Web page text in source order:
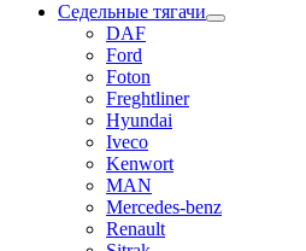
Седельные тягачи
DAF
Ford
Foton
Freghtliner
Hyundai
Iveco
Kenwort
MAN
Mercedes-benz
Renault